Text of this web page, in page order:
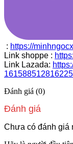
: https://
Link shoppe :
Link Lazada:
Đánh giá (0)
Đánh giá
Chưa có đánh giá